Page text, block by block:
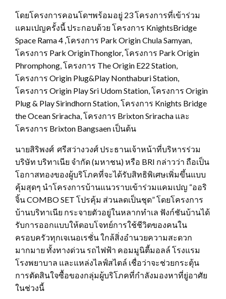
โดยโครงการคอนโดฯพร้อมอยู่ 23 โครงการที่เข้าร่วม
แคมเปญครั้งนี้ ประกอบด้วย โครงการ KnightsBridge
Space Rama 4 ,โครงการ Park Origin Chula Samyan,
โครงการ Park OriginThonglor, โครงการ Park Origin
Phromphong, โครงการ The Origin E22 Station,
โครงการ Origin Plug&Play Nonthaburi Station,
โครงการ Origin Play Sri Udom Station, โครงการ Origin
Plug & Play Sirindhorn Station, โครงการ Knights Bridge
the Ocean Sriracha, โครงการ Brixton Sriracha และ
โครงการ Brixton Bangsaen เป็นต้น
นายสิริพงศ์ ศรีสว่างวงศ์ ประธานเจ้าหน้าที่บริหารร่วม
บริษัท บริทาเนีย จำกัด (มหาชน) หรือ BRI กล่าวว่า ถือเป็น
โอกาสทองของผู้บริโภคที่จะได้รับสิทธิพิเศษเพิ่มขึ้นแบบ
คุ้มสุดๆ นำโครงการบ้านแนวราบเข้าร่วมแคมเปญ “ออริ
จิ้น COMBO SET โปรคุ้ม ส่วนลดเป็นชุด” โดยโครงการ
บ้านบริทาเนีย กระจายตัวอยู่ในหลากทำเล ฟังก์ชันบ้านได้
รับการออกแบบให้ตอบโจทย์การใช้ชีวิตของคนใน
ครอบครัวทุกเจเนอเรชั่น ใกล้สิ่งอำนวยความสะดวก
มากมาย ทั้งทางด่วน รถไฟฟ้า คอมมูนิตี้มอลล์ โรงแรม
โรงพยาบาล และแหล่งไลฟ์สไตล์ เชื่อว่าจะช่วยกระตุ้น
การตัดสินใจซื้อของกลุ่มผู้บริโภคที่กำลังมองหาที่ยู่อาศัย
ในช่วงนี้